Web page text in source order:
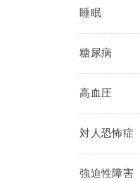
睡眠
糖尿病
高血圧
対人恐怖症
強迫性障害